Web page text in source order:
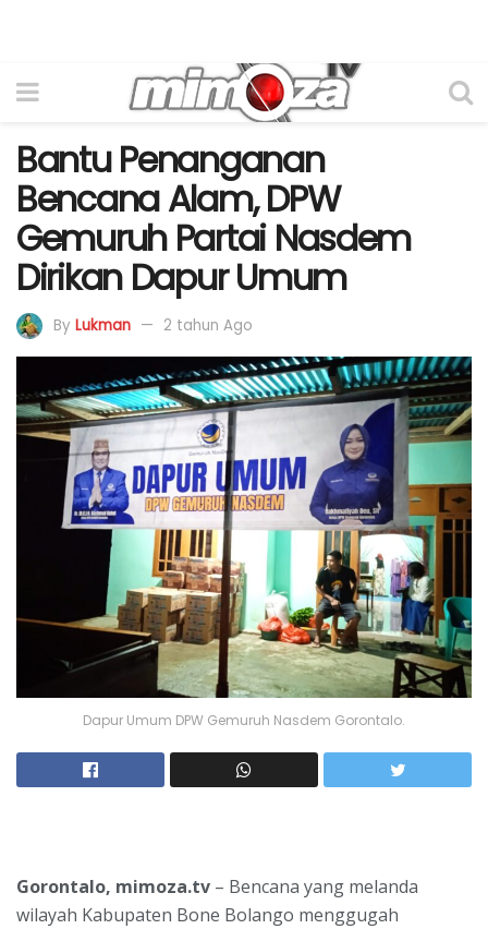
Bantu Penanganan
Bencana Alam, DPW
Gemuruh Partai Nasdem
Dirikan Dapur Umum
By Lukman 2 tahun Ago
Dapur Umum DPW Gemuruh Nasdem Gorontalo.
Gorontalo, mimoza.tv – Bencana yang melanda
wilayah Kabupaten Bone Bolango menggugah